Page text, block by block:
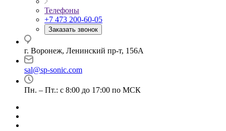
Телефоны
+7 473 200-60-05
Заказать звонок
г. Воронеж, Ленинский пр-т, 156А
sal@sp-sonic.com
Пн. – Пт.: с 8:00 до 17:00 по МСК